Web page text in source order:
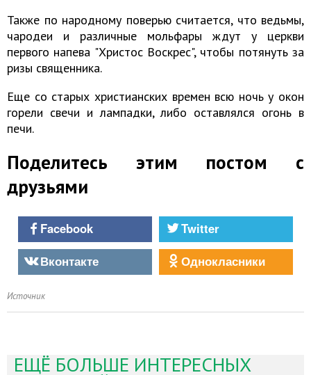
Также по народному поверью считается, что ведьмы,
чародеи и различные мольфары ждут у церкви
первого напева "Христос Воскрес", чтобы потянуть за
ризы священника.
Еще со старых христианских времен всю ночь у окон
горели свечи и лампадки, либо оставлялся огонь в
печи.
Поделитесь этим постом с
друзьями
Facebook
Twitter
Вконтакте
Однокласники
Источник
ЕЩЁ БОЛЬШЕ ИНТЕРЕСНЫХ